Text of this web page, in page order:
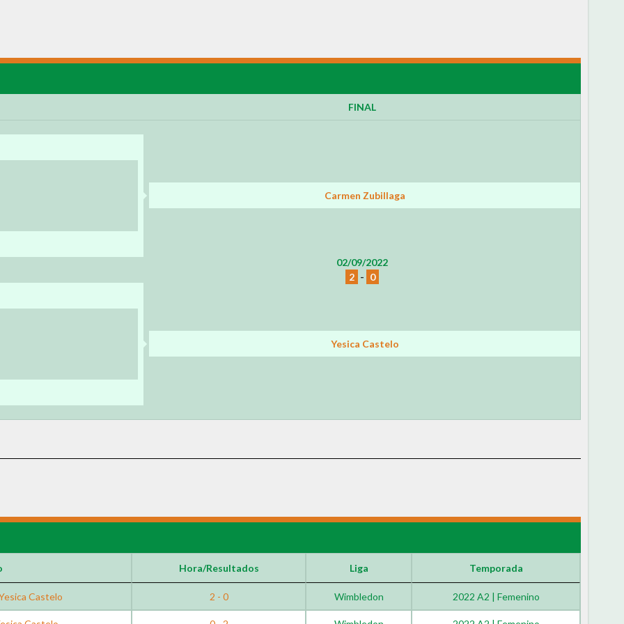
FINAL
Carmen Zubillaga
02/09/2022
2 - 0
Yesica Castelo
Hora/Resultados Liga Temporada
Castelo 2 - 0 Wimbledon 2022 A2 | Femenino